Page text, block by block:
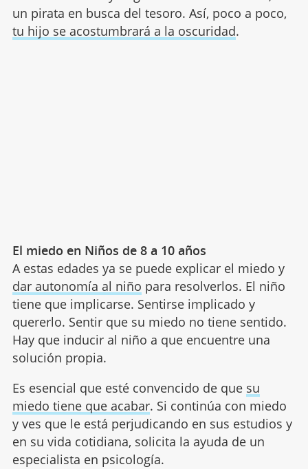
un pirata en busca del tesoro. Así, poco a poco,
tu hijo se acostumbrará a la oscuridad.
El miedo en Niños de 8 a 10 años
A estas edades ya se puede explicar el miedo y
dar autonomía al niño para resolverlos. El niño
tiene que implicarse. Sentirse implicado y
quererlo. Sentir que su miedo no tiene sentido.
Hay que inducir al niño a que encuentre una
solución propia.
Es esencial que esté convencido de que su
miedo tiene que acabar. Si continúa con miedo
y ves que le está perjudicando en sus estudios y
en su vida cotidiana, solicita la ayuda de un
especialista en psicología.